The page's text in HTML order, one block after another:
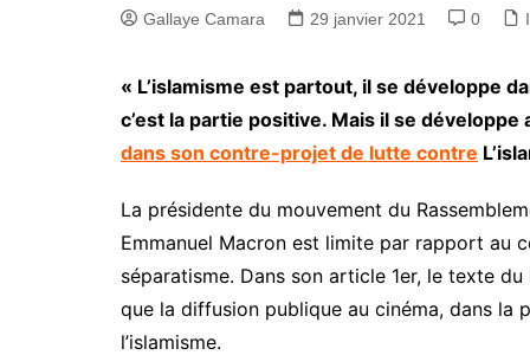
Gallaye Camara 29 janvier 2021 0
« L’islamisme est partout, il se développe
c’est la partie positive. Mais il se
dans son contre-projet de lutte contre
La présidente du mouvement du
Emmanuel Macron est limite par rapport au
séparatisme. Dans son article 1er, le texte
que la diffusion publique au cinéma, dans la
l’islamisme.